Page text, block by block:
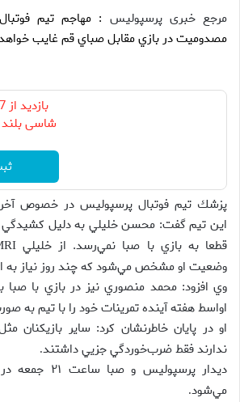
مرجع خبری پرسپولیس : مهاجم تيم
مصدوميت در بازي مقابل صباي قم غايب
شاسی بلند
پزشك تيم فوتبال پرسپوليس در خصوص
اين تيم گفت: محسن خليلي به دليل كشيدگي
قطعا به بازي با صبا نمي‌رسد. از خليلي MRI
وضعيت‌ او مشخص مي‌شود كه چند روز نياز به
وي افزود: محمد منصوري نيز در بازي با صبا
اواسط هفته آينده تمرينات خود را با تيم به
او در پايان خاطرنشان كرد: ساير بازيكنان
ندارند فقط ضرب‌خوردگي جزيي داشتند.
ديدار
مي‌شود.